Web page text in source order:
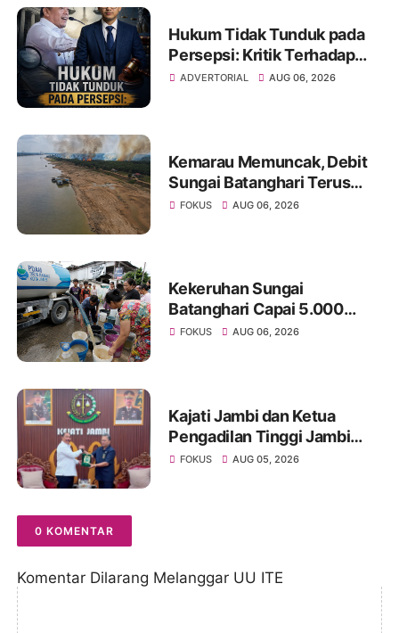
Hukum Tidak Tunduk pada
Persepsi: Kritik Terhadap
Monopoli Kebenaran oleh
ADVERTORIAL AUG 06, 2026
Kemarau Memuncak, Debit
Sungai Batanghari Terus
Menyusut, Jambi Hadapi
FOKUS AUG 06, 2026
Kekeruhan Sungai
Batanghari Capai 5.000
NTU, Distribusi Air PDAM
FOKUS AUG 06, 2026
Kajati Jambi dan Ketua
Pengadilan Tinggi Jambi
Berkomitmen Perkuat
FOKUS AUG 05, 2026
0 KOMENTAR
Komentar Dilarang Melanggar UU ITE